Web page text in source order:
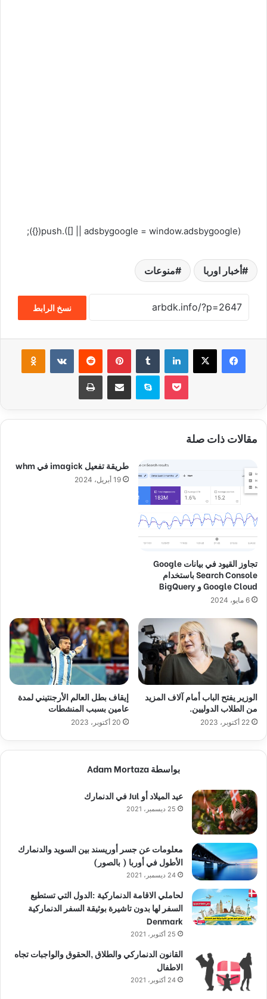
(adsbygoogle = window.adsbygoogle || []).push({});
أخبار اوربا منوعات
نسخ الرابط
فيسبوك لينكدإن بينتيريست
سكايب
مقالات ذات صلة
تجاوز القيود في بيانات Google
Search Console باستخدام
Google Cloud و BigQuery
6 مايو، 2024
طريقة تفعيل imagick في whm
19 أبريل، 2024
الوزير يفتح الباب أمام آلاف المزيد
من الطلاب الدوليين.
22 أكتوبر، 2023
إيقاف بطل العالم الأرجنتيني لمدة
عامين بسبب المنشطات
20 أكتوبر، 2023
بواسطة Adam Mortaza
عيد الميلاد أو Jul في الدنمارك
25 ديسمبر، 2021
معلومات عن جسر أوريسند بين السويد والدنمارك
الأطول في أوربا ( بالصور)
24 ديسمبر، 2021
لحاملي الاقامة الدنماركية :الدول التي تستطيع
السفر لها بدون تاشيرة بوثيقة السفر الدنماركية
Denmark
25 أكتوبر، 2021
القانون الدنماركي والطلاق ,الحقوق والواجبات تجاه
الاطفال
24 أكتوبر، 2021